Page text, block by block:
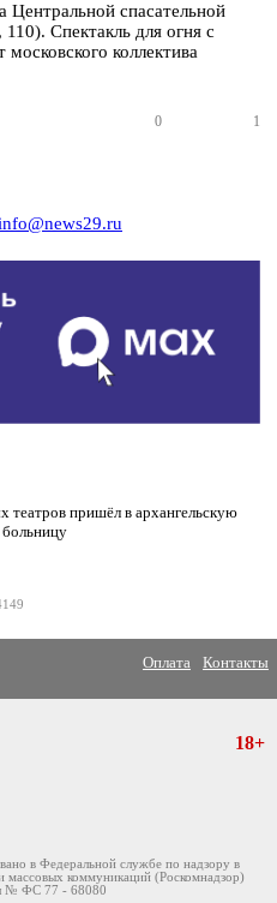
спасательной
Спектакль для огня с
коллектива
0 1
театров пришёл в архангельскую
Оплата Контакты
18+
в Федеральной службе по надзору в
массовых коммуникаций (Роскомнадзор)
№ ФС 77 - 68080